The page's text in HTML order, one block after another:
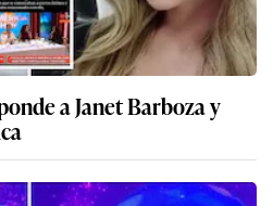
a Janet Barboza y